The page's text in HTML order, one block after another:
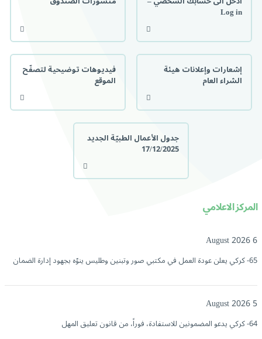
Log in
إشعارات وإعلانات هيئة
الشراء العام
فيديوهات توضيحية لتصفّح
الموقع
جدول الأعمال الطبيّة الجديد
17/12/2025
المركز الاعلامي
6 August 2026
65- كركي يعلن عودة العمل في مكتبي صور وتبنين وطليس ينوّه بجهود إدارة الضمان
5 August 2026
64- كركي يدعو المضمونين للاستفادة، فوراً، من قانون تعليق المهل